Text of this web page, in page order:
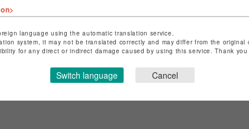
商取引法など法令に基づく表記は こちら
ップお問い合わせはこちら
language using the automatic translation service.
system, it may not be translated correctly and may differ from the
for any direct or indirect damage caused by using this service. Thank
Switch language Cancel